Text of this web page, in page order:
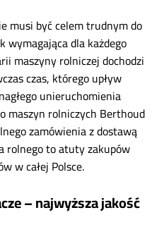
musi być celem trudnym do
wymagająca dla każdego
maszyny rolniczej dochodzi
czas, którego upływ
unieruchomienia
maszyn rolniczych Berthoud
zamówienia z dostawą
rolnego to atuty zakupów
w całej Polsce.
– najwyższa jakość